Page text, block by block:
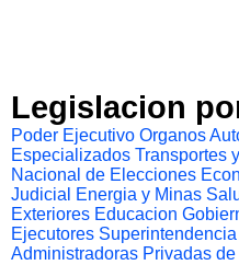
Legislacion
Poder Ejecutivo Organos
Especializados Transportes
Nacional de Elecciones
Judicial
Energia y Minas
Exteriores Educacion
Ejecutores
Administradoras Privadas